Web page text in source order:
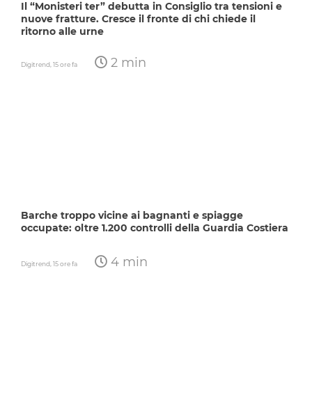
Il “Monisteri ter” debutta in Consiglio tra tensioni e
nuove fratture. Cresce il fronte di chi chiede il
ritorno alle urne
Digitrend,15 ore fa 2 min
Barche troppo vicine ai bagnanti e spiagge
occupate: oltre 1.200 controlli della Guardia Costiera
Digitrend,15 ore fa 4 min